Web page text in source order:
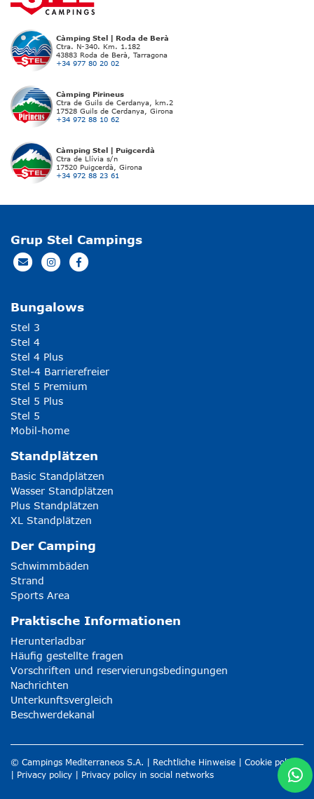
Càmping Stel | Roda de Berà
Ctra. N-340. Km. 1.182
43883 Roda de Berà, Tarragona
+34 977 80 20 02
Càmping Pirineus
Ctra de Guils de Cerdanya, km.2
17528 Guils de Cerdanya, Girona
+34 972 88 10 62
Càmping Stel | Puigcerdà
Ctra de Llívia s/n
17520 Puigcerdà, Girona
+34 972 88 23 61
Grup Stel Campings
Bungalows
Stel 3
Stel 4
Stel 4 Plus
Stel-4 Barrierefreier
Stel 5 Premium
Stel 5 Plus
Stel 5
Mobil-home
Standplätzen
Basic Standplätzen
Wasser Standplätzen
Plus Standplätzen
XL Standplätzen
Der Camping
Schwimmbäden
Strand
Sports Area
Praktische Informationen
Herunterladbar
Häufig gestellte fragen
Vorschriften und reservierungsbedingungen
Nachrichten
Unterkunftsvergleich
Beschwerdekanal
© Campings Mediterraneos S.A. | Rechtliche Hinweise | Cookie policy
| Privacy policy | Privacy policy in social networks